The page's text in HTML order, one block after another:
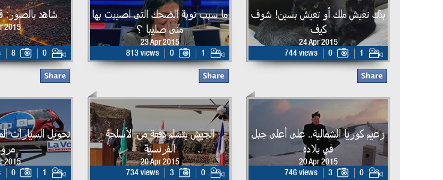
بدّك تعيش ملك أو تعيش بسين! شوف
كيف
24 Apr 2015
744 views
0 1
ما سبب نوبة الضحك التي اصيبت بها
منى صليبا ؟
23 Apr 2015
813 views
0 1
شاهد بالصور:
2015
8 0
زعيم كوريا الشمالية.. على أعلى جبل
في بلاده
20 Apr 2015
746 views
3 0
الجيش يتسلم دفعة من الأسلحة
الفرنسية
20 Apr 2015
734 views
3 0
تحويل السيارات
2015
0 1